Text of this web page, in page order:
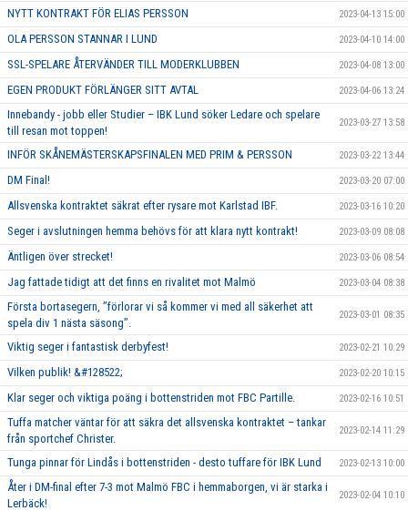
NYTT KONTRAKT FÖR ELIAS PERSSON 2023-04-13 15:00
OLA PERSSON STANNAR I LUND 2023-04-10 14:00
SSL-SPELARE ÅTERVÄNDER TILL MODERKLUBBEN 2023-04-08 13:00
EGEN PRODUKT FÖRLÄNGER SITT AVTAL 2023-04-06 13:24
Innebandy - jobb eller Studier – IBK Lund söker Ledare och spelare
till resan mot toppen!
2023-03-27 13:58
INFÖR SKÅNEMÄSTERSKAPSFINALEN MED PRIM & PERSSON 2023-03-22 13:44
DM Final! 2023-03-20 07:00
Allsvenska kontraktet säkrat efter rysare mot Karlstad IBF. 2023-03-16 10:20
Seger i avslutningen hemma behövs för att klara nytt kontrakt! 2023-03-09 08:08
Äntligen över strecket! 2023-03-06 08:54
Jag fattade tidigt att det finns en rivalitet mot Malmö 2023-03-04 08:38
Första bortasegern, ’’förlorar vi så kommer vi med all säkerhet att
spela div 1 nästa säsong’’.
2023-03-01 08:35
Viktig seger i fantastisk derbyfest! 2023-02-21 10:29
Vilken publik! &#128522; 2023-02-20 10:15
Klar seger och viktiga poäng i bottenstriden mot FBC Partille. 2023-02-16 10:51
Tuffa matcher väntar för att säkra det allsvenska kontraktet – tankar
från sportchef Christer.
2023-02-14 11:29
Tunga pinnar för Lindås i bottenstriden - desto tuffare för IBK Lund 2023-02-13 10:00
Åter i DM-final efter 7-3 mot Malmö FBC i hemmaborgen, vi är starka i
Lerbäck!
2023-02-04 10:10